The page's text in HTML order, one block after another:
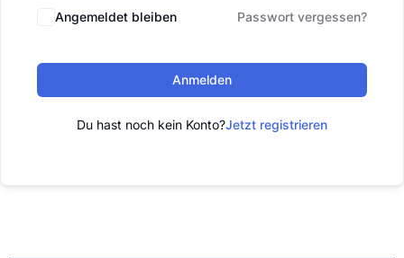
Angemeldet bleiben Passwort vergessen?
Anmelden
Du hast noch kein Konto?Jetzt registrieren